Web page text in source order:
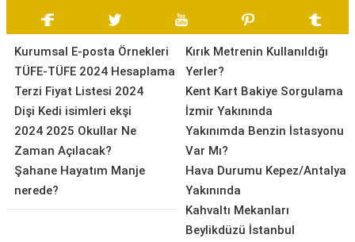
Kurumsal E-posta Örnekleri
TÜFE-TÜFE 2024 Hesaplama
Terzi Fiyat Listesi 2024
Dişi Kedi isimleri ekşi
2024 2025 Okullar Ne
Zaman Açılacak?
Şahane Hayatım Manje
nerede?
Kırık Metrenin Kullanıldığı
Yerler?
Kent Kart Bakiye Sorgulama
İzmir Yakınında
Yakınımda Benzin İstasyonu
Var Mı?
Hava Durumu Kepez/Antalya
Yakınında
Kahvaltı Mekanları
Beylikdüzü İstanbul